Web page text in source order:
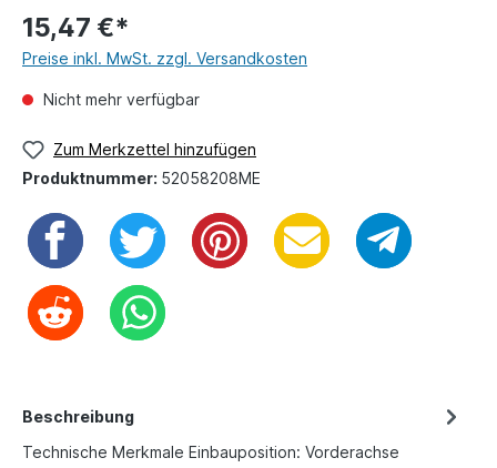
15,47 €*
Preise inkl. MwSt. zzgl. Versandkosten
Nicht mehr verfügbar
Zum Merkzettel hinzufügen
Produktnummer: 52058208ME
Beschreibung
Technische Merkmale Einbauposition: Vorderachse